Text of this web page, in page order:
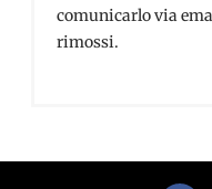
comunicarlo via
rimossi.